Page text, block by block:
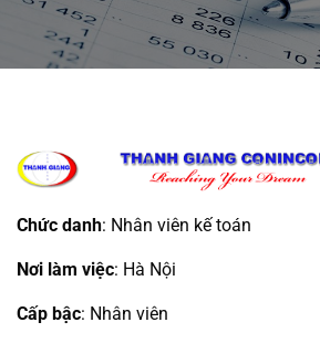
Chức danh: Nhân viên kế toán
Nơi làm việc: Hà Nội
Cấp bậc: Nhân viên